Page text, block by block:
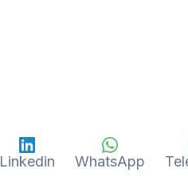
Linkedin WhatsApp